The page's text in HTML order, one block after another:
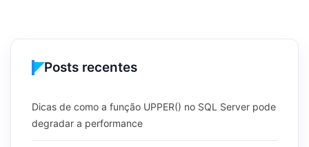
Posts recentes
Dicas de como a função UPPER() no SQL Server pode
degradar a performance